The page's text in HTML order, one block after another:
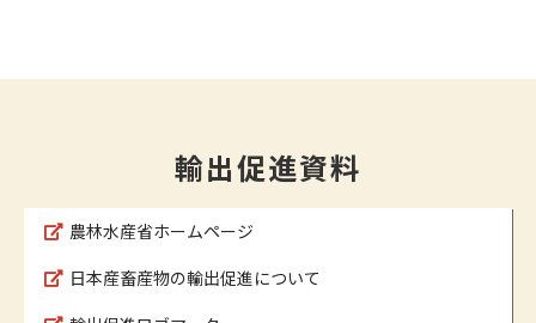
輸出促進資料
農林水産省ホームページ
日本産畜産物の輸出促進について